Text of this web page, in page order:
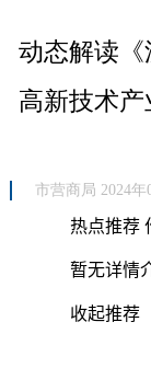
动态解读《
高新技术
市营商局 2024年